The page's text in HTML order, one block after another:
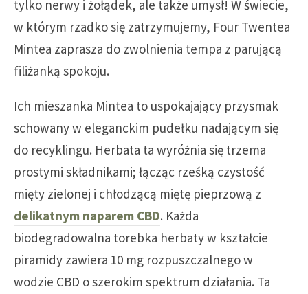
tylko nerwy i żołądek, ale także umysł! W świecie,
w którym rzadko się zatrzymujemy, Four Twentea
Mintea zaprasza do zwolnienia tempa z parującą
filiżanką spokoju.
Ich mieszanka Mintea to uspokajający przysmak
schowany w eleganckim pudełku nadającym się
do recyklingu. Herbata ta wyróżnia się trzema
prostymi składnikami; łącząc rześką czystość
mięty zielonej i chłodzącą miętę pieprzową z
delikatnym naparem CBD. Każda
biodegradowalna torebka herbaty w kształcie
piramidy zawiera 10 mg rozpuszczalnego w
wodzie CBD o szerokim spektrum działania. Ta